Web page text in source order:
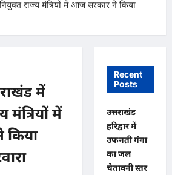
राज्य मंत्रियों में आज सरकार ने किया
में
मंत्रियों में
Recent
Posts
उत्तराखंड
हरिद्वार में
उफनती गंगा
का जल
चेतावनी स्तर